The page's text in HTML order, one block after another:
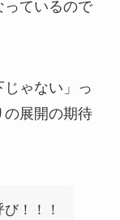
っているので
ゃない」っ
の展開の期待
！！！